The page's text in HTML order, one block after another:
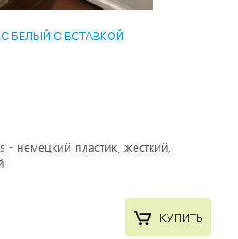
БЕЛЫЙ С ВСТАВКОЙ
- немецкий пластик, жесткий,
КУПИТЬ